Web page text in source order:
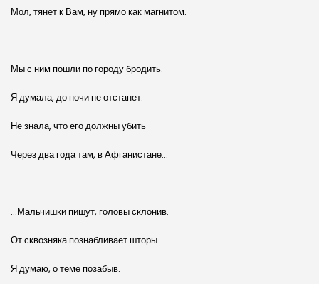
Мол, тянет к Вам, ну прямо как магнитом.
Мы с ним пошли по городу бродить.
Я думала, до ночи не отстанет.
Не знала, что его должны убить
Через два года там, в Афганистане…
…Мальчишки пишут, головы склонив.
От сквозняка познабливает шторы.
Я думаю, о теме позабыв.